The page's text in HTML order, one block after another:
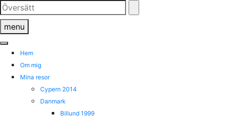
Skip
to
content
menu
Hem
Om mig
Mina resor
Cypern 2014
Danmark
Billund 1999